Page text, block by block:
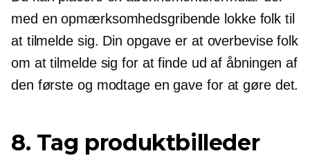
med enopmærksomhedsgribende lokke folk til
at tilmelde sig. Din opgave er at overbevise folk
om at tilmelde sig for at finde ud af åbningen af
​​den første og modtage en gave for at gøre det.
8. Tag produktbilleder